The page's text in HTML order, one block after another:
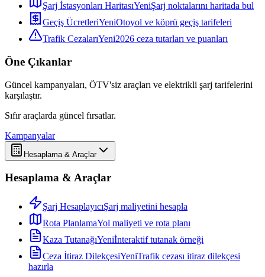
Şarj İstasyonları HaritasıYeniŞarj noktalarını haritada bul
Geçiş ÜcretleriYeniOtoyol ve köprü geçiş tarifeleri
Trafik CezalarıYeni2026 ceza tutarları ve puanları
Öne Çıkanlar
Güncel kampanyaları, ÖTV'siz araçları ve elektrikli şarj tarifelerini
karşılaştır.
Sıfır araçlarda güncel fırsatlar.
Kampanyalar
Hesaplama & Araçlar
Hesaplama & Araçlar
Şarj HesaplayıcıŞarj maliyetini hesapla
Rota PlanlamaYol maliyeti ve rota planı
Kaza TutanağıYeniİnteraktif tutanak örneği
Ceza İtiraz DilekçesiYeniTrafik cezası itiraz dilekçesi
hazırla